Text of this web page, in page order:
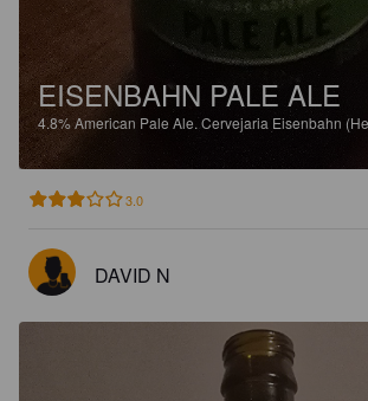
EISENBAHN PALE ALE
4.8%American Pale Ale. Cervejaria Eisenbahn
3.0
DAVID N